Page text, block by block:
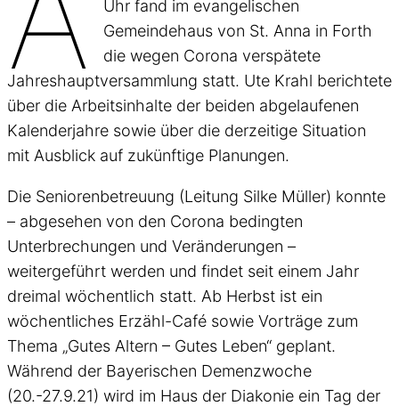
Uhr fand im evangelischen
Gemeindehaus von St. Anna in Forth
die wegen Corona verspätete
Jahreshauptversammlung statt. Ute Krahl berichtete
über die Arbeitsinhalte der beiden abgelaufenen
Kalenderjahre sowie über die derzeitige Situation
mit Ausblick auf zukünftige Planungen.
Die Seniorenbetreuung (Leitung Silke Müller) konnte
– abgesehen von den Corona bedingten
Unterbrechungen und Veränderungen –
weitergeführt werden und findet seit einem Jahr
dreimal wöchentlich statt. Ab Herbst ist ein
wöchentliches Erzähl-Café sowie Vorträge zum
Thema „Gutes Altern – Gutes Leben“ geplant.
Während der Bayerischen Demenzwoche
(20.-27.9.21) wird im Haus der Diakonie ein Tag der